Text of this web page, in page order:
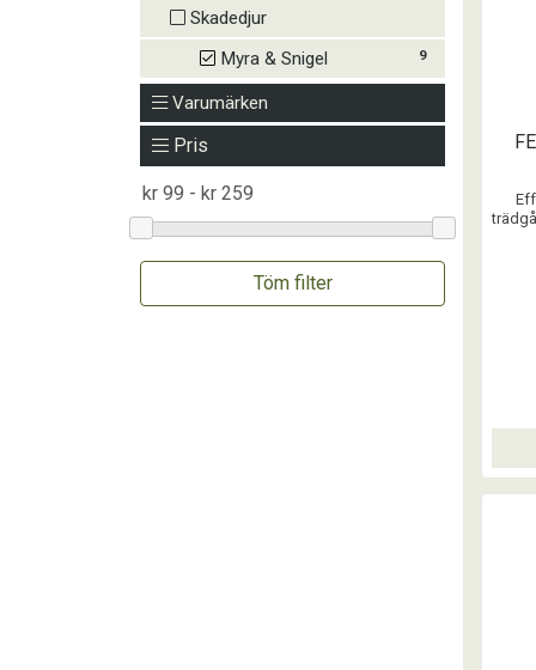
Skadedjur
9
Myra & Snigel
Varumärken
Pris
Töm filter